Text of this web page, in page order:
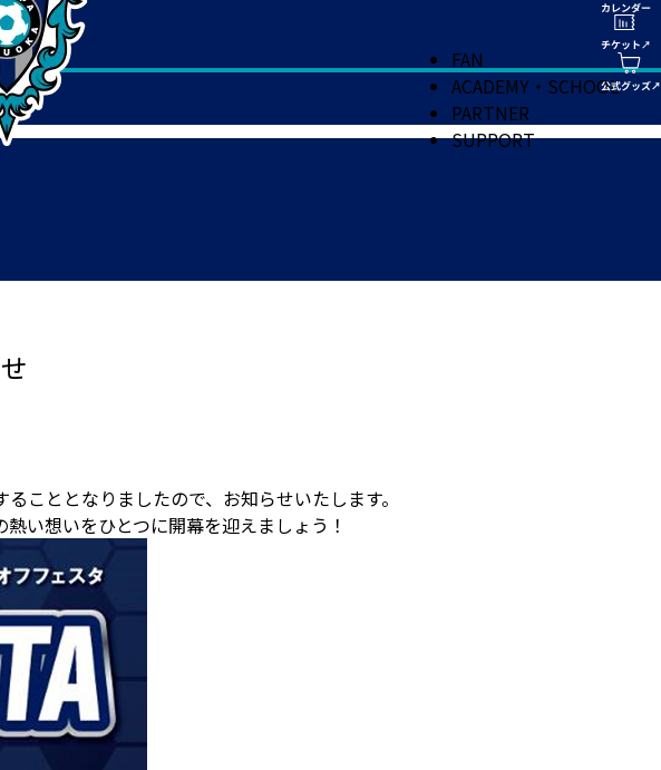
FAN
ACADEMY・SCHOOL
PARTNER
SUPPORT
こととなりましたので、お知らせいたします。
い想いをひとつに開幕を迎えましょう！